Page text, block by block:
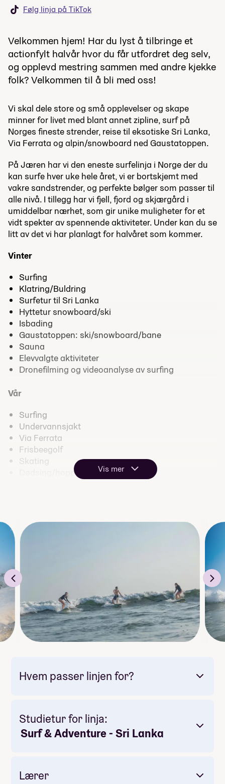
Følg linja på TikTok
Velkommen hjem! Har du lyst å tilbringe et
actionfylt halvår hvor du får utfordret deg selv,
og opplevd mestring sammen med andre kjekke
folk? Velkommen til å bli med oss!
Vi skal dele store og små opplevelser og skape
minner for livet med blant annet zipline, surf på
Norges fineste strender, reise til eksotiske Sri Lanka,
Via Ferrata og alpin/snowboard ned Gaustatoppen.
På Jæren har vi den eneste surfelinja i Norge der du
kan surfe hver uke hele året, vi er bortskjemt med
vakre sandstrender, og perfekte bølger som passer til
alle nivå. I tillegg har vi fjell, fjord og skjærgård i
umiddelbar nærhet, som gir unike muligheter for et
vidt spekter av spennende aktiviteter. Under kan du se
litt av det vi har planlagt for halvåret som kommer.
Vinter
Surfing
Klatring/Buldring
Surfetur til Sri Lanka
Hyttetur snowboard/ski
Isbading
Gaustatoppen: ski/snowboard/bane
Sauna
Elevvalgte aktiviteter
Dronefilming og videoanalyse av surfing
Vår
Surfing
Undervannsjakt
Via Ferrata
Frisbeegolf
Skating
Dødsing/hopping
Vis mer
Hvem passer linjen for?
Studietur for linja:
Surf & Adventure - Sri Lanka
Lærer